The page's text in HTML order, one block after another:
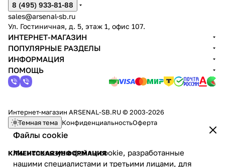
Файлы cookie
Мы используем файлы cookie, разработанные
нашими специалистами и третьими лицами, для
8 (495) 933-81-88
sales@arsenal-sb.ru
Ул. Гостиничная, д. 5, этаж 1, офис 107.
ИНТЕРНЕТ-МАГАЗИН
ПОПУЛЯРНЫЕ РАЗДЕЛЫ
ИНФОРМАЦИЯ
ПОМОЩЬ
Интернет-магазин ARSENAL-SB.RU © 2003-2026
Темная тема КонфиденциальностьОферта
КЛИЕНТСКАЯ ИНФОРМАЦИЯ